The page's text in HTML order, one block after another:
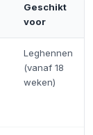
Geschikt
voor
Leghennen
(vanaf 18
weken)